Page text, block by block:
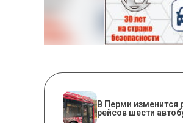
​В Перми изменится
рейсов шести